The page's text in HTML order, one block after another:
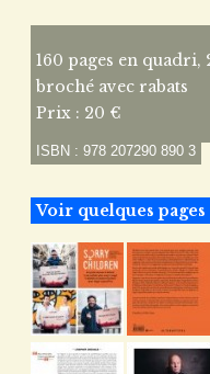
160 pages en quadri,
broché avec rabats
Prix : 20 €
ISBN : 978 207290 890 3
Voir quelques pages